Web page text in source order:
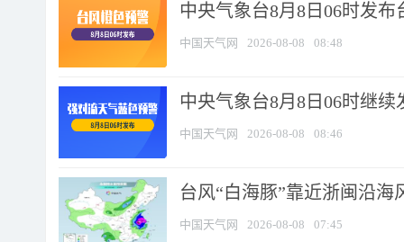
中央气象台8月8日06时发布
中国天气网 2026-08-08 08:48
中央气象台8月8日06时继
中国天气网 2026-08-08 08:46
台风“白海豚”靠近浙闽沿
中国天气网 2026-08-08 07:45